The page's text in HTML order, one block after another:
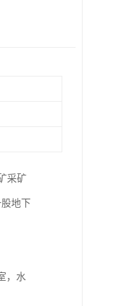
采矿
地下
，水